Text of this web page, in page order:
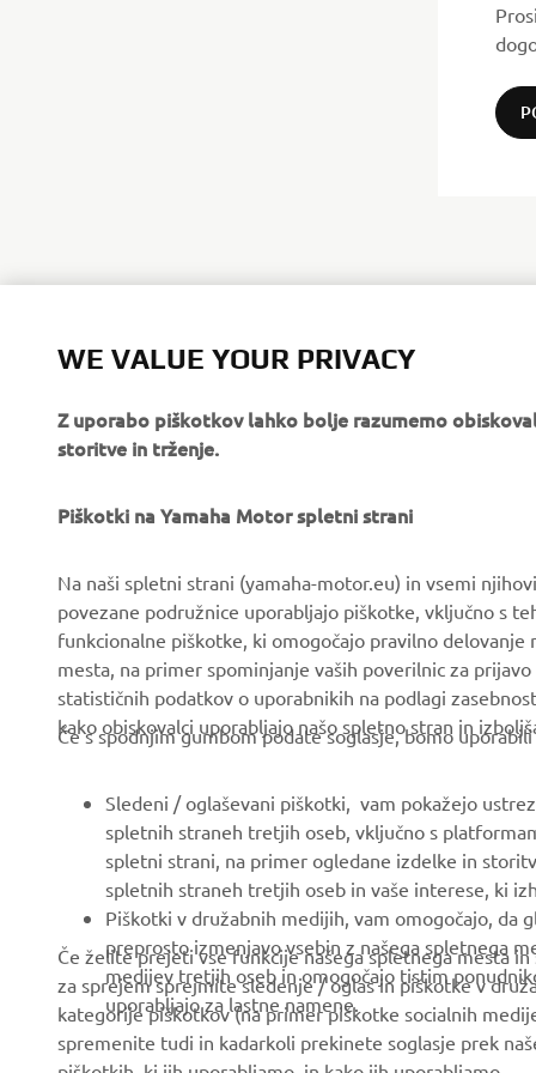
PODJETJA
O nas
Press
Brošure
Delo pri Yamahi
Trgovec
Pravilnik o spoštovanju
človekovih pravic
Osnovni pravilnik o
trajnostnosti
Kanal za prijavo
nepravilnosti
Sistemi eBike
Igrišča za golf
Prvi odzivi
Avtošole
Robotics
Tehničke informacije za
novisne trgovce
Yamalube Safety Data
Sheets
WE VALUE YOUR PRIVACY
Z uporabo piškotkov lahko bolje razumemo
storitve in trženje.
Piškotki na Yamaha Motor spletni strani
Na naši spletni strani (yamaha-motor.eu) in vsemi
povezane podružnice uporabljajo piškotke, vključno s
funkcionalne piškotke, ki omogočajo pravilno
mesta, na primer spominjanje vaših poverilnic za
statističnih podatkov o uporabnikih na podlagi
kako obiskovalci uporabljajo našo spletno stran in
Če s spodnjim gumbom podate soglasje, bomo
Sledeni / oglaševani piškotki, vam pokažejo
spletnih straneh tretjih oseb, vključno s
spletni strani, na primer ogledane izdelke in
spletnih straneh tretjih oseb in vaše interese, ki
Piškotki v družabnih medijih, vam omogočajo, da
preprosto izmenjavo vsebin z našega spletnega
medijev tretjih oseb in omogočajo tistim
uporabljajo za lastne namene.
Če želite prejeti vse funkcije našega spletnega mesta
za sprejem sprejmite sledenje / oglas in piškotke v
kategorije piškotkov (na primer piškotke socialnih
spremenite tudi in kadarkoli prekinete soglasje prek